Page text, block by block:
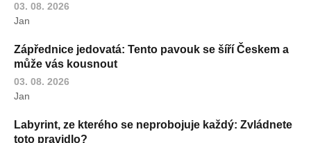
03. 08. 2026
Jan
Zápřednice jedovatá: Tento pavouk se šíří Českem a
může vás kousnout
03. 08. 2026
Jan
Labyrint, ze kterého se neprobojuje každý: Zvládnete
toto pravidlo?